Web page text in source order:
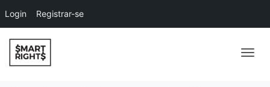
Login Registrar-se